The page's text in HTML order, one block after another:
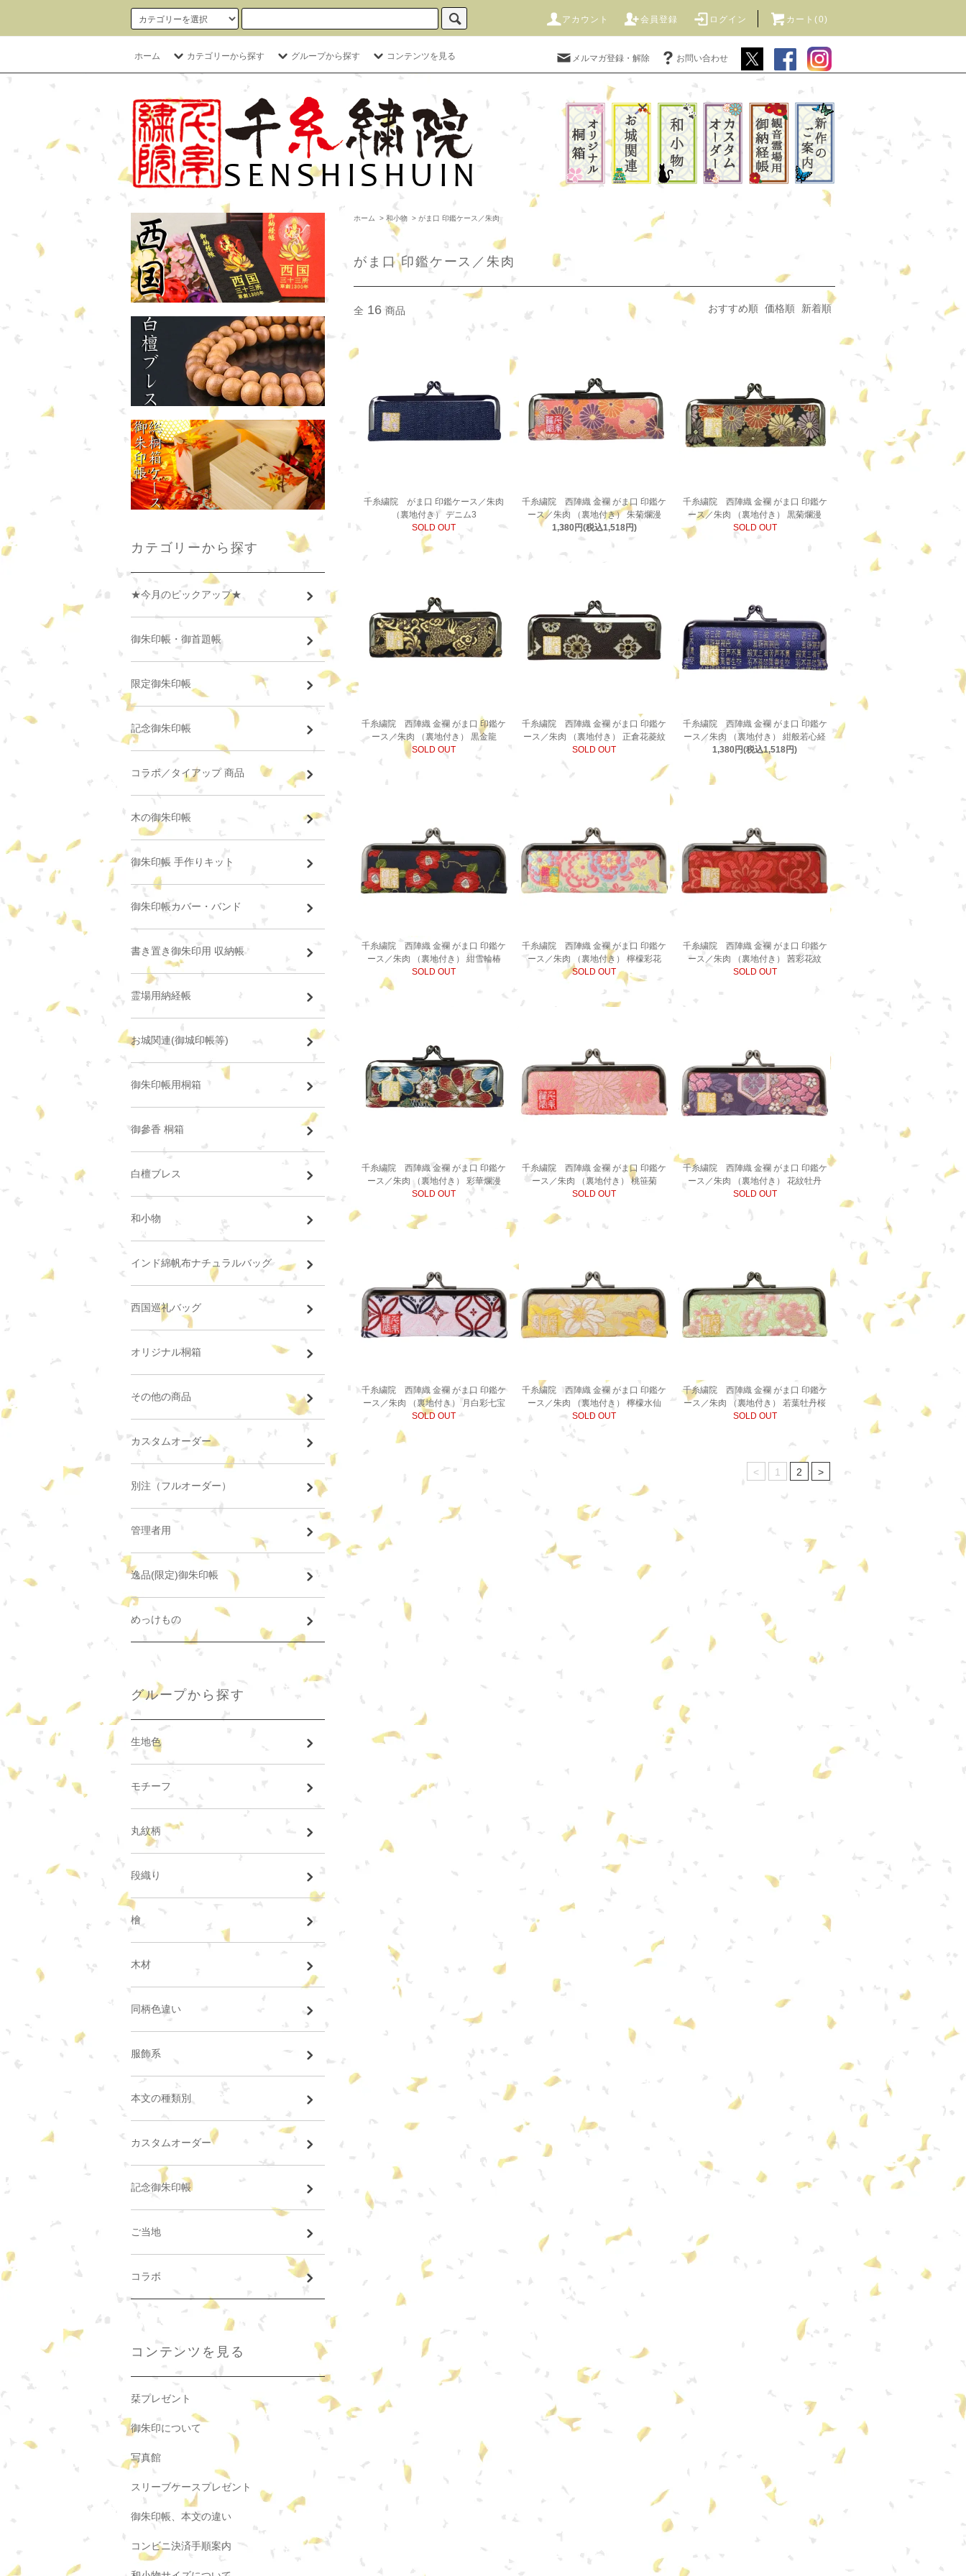
アカウント 会員登録 ログイン カート(0)
ホーム カテゴリーから探す グループから探す コンテンツを見る メルマガ登録・解除 お問い合わせ
ホーム > 和小物 > がま口 印鑑ケース／朱肉
がま口 印鑑ケース／朱肉
全 16 商品 おすすめ順 価格順 新着順
千糸繍院 がま口 印鑑ケース／朱肉
（裏地付き） デニム3
SOLD OUT
千糸繍院 西陣織 金襴 がま口 印鑑ケ
ース／朱肉 （裏地付き） 朱菊爛漫
1,380円(税込1,518円)
千糸繍院 西陣織 金襴 がま口 印鑑ケ
ース／朱肉 （裏地付き） 黒菊爛漫
SOLD OUT
千糸繍院 西陣織 金襴 がま口 印鑑ケ
ース／朱肉 （裏地付き） 黒金龍
SOLD OUT
千糸繍院 西陣織 金襴 がま口 印鑑ケ
ース／朱肉 （裏地付き） 正倉花菱紋
SOLD OUT
千糸繍院 西陣織 金襴 がま口 印鑑ケ
ース／朱肉 （裏地付き） 紺般若心経
1,380円(税込1,518円)
千糸繍院 西陣織 金襴 がま口 印鑑ケ
ース／朱肉 （裏地付き） 紺雪輪椿
SOLD OUT
千糸繍院 西陣織 金襴 がま口 印鑑ケ
ース／朱肉 （裏地付き） 檸檬彩花
SOLD OUT
千糸繍院 西陣織 金襴 がま口 印鑑ケ
ース／朱肉 （裏地付き） 茜彩花紋
SOLD OUT
千糸繍院 西陣織 金襴 がま口 印鑑ケ
ース／朱肉 （裏地付き） 彩華爛漫
SOLD OUT
千糸繍院 西陣織 金襴 がま口 印鑑ケ
ース／朱肉 （裏地付き） 桃笹菊
SOLD OUT
千糸繍院 西陣織 金襴 がま口 印鑑ケ
ース／朱肉 （裏地付き） 花紋牡丹
SOLD OUT
千糸繍院 西陣織 金襴 がま口 印鑑ケ
ース／朱肉 （裏地付き） 月白彩七宝
SOLD OUT
千糸繍院 西陣織 金襴 がま口 印鑑ケ
ース／朱肉 （裏地付き） 檸檬水仙
SOLD OUT
千糸繍院 西陣織 金襴 がま口 印鑑ケ
ース／朱肉 （裏地付き） 若葉牡丹桜
SOLD OUT
< 1 2 >
カテゴリーから探す
★今月のピックアップ★
御朱印帳・御首題帳
限定御朱印帳
記念御朱印帳
コラボ／タイアップ 商品
木の御朱印帳
御朱印帳 手作りキット
御朱印帳カバー・バンド
書き置き御朱印用 収納帳
霊場用納経帳
お城関連(御城印帳等)
御朱印帳用桐箱
御參香 桐箱
白檀ブレス
和小物
インド綿帆布ナチュラルバッグ
西国巡礼バッグ
オリジナル桐箱
その他の商品
カスタムオーダー
別注（フルオーダー）
管理者用
逸品(限定)御朱印帳
めっけもの
グループから探す
生地色
モチーフ
丸紋柄
段織り
檜
木材
同柄色違い
服飾系
本文の種類別
カスタムオーダー
記念御朱印帳
ご当地
コラボ
コンテンツを見る
栞プレゼント
御朱印について
写真館
スリーブケースプレゼント
御朱印帳、本文の違い
コンビニ決済手順案内